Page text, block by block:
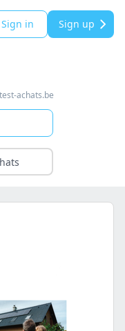
Sign in Sign up
test-achats.be